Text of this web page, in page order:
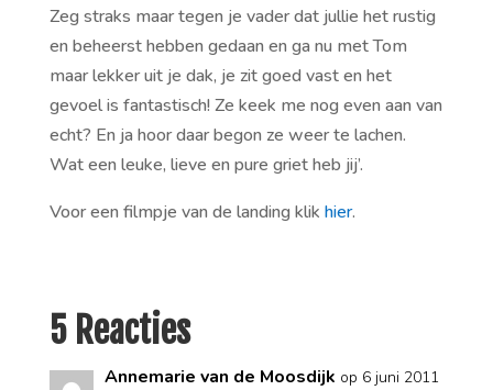
Zeg straks maar tegen je vader dat jullie het rustig
en beheerst hebben gedaan en ga nu met Tom
maar lekker uit je dak, je zit goed vast en het
gevoel is fantastisch! Ze keek me nog even aan van
echt? En ja hoor daar begon ze weer te lachen.
Wat een leuke, lieve en pure griet heb jij’.
Voor een filmpje van de landing klik hier.
5 Reacties
Annemarie van de Moosdijk op 6 juni 2011